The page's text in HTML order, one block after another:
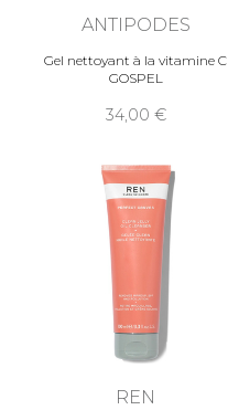
ANTIPODES
Gel nettoyant à la vitamine C
GOSPEL
34,00
REN